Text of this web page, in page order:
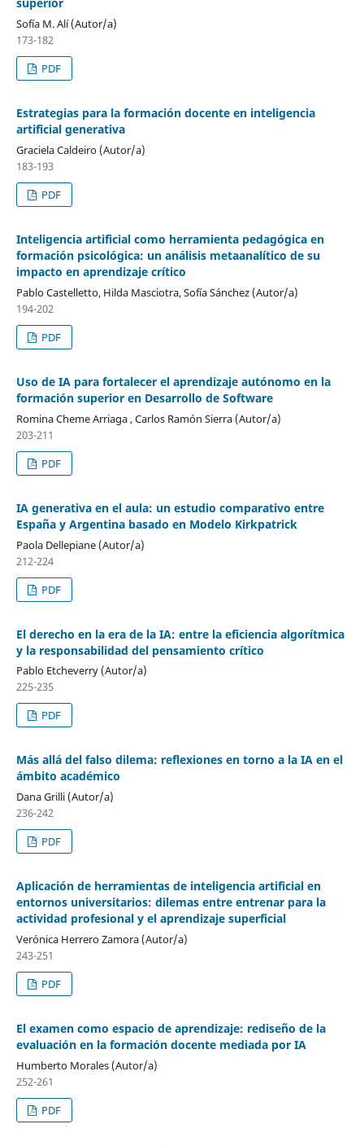
Sofía M. Alí (Autor/a)
173-182
PDF
Estrategias para la formación docente en inteligencia
artificial generativa
Graciela Caldeiro (Autor/a)
183-193
PDF
Inteligencia artificial como herramienta pedagógica en
formación psicológica: un análisis metaanalítico de su
impacto en aprendizaje crítico
Pablo Castelletto, Hilda Masciotra, Sofía Sánchez (Autor/a)
194-202
PDF
Uso de IA para fortalecer el aprendizaje autónomo en la
formación superior en Desarrollo de Software
Romina Cheme Arriaga , Carlos Ramón Sierra (Autor/a)
203-211
PDF
IA generativa en el aula: un estudio comparativo entre
España y Argentina basado en Modelo Kirkpatrick
Paola Dellepiane (Autor/a)
212-224
PDF
El derecho en la era de la IA: entre la eficiencia algorítmica
y la responsabilidad del pensamiento crítico
Pablo Etcheverry (Autor/a)
225-235
PDF
Más allá del falso dilema: reflexiones en torno a la IA en el
ámbito académico
Dana Grilli (Autor/a)
236-242
PDF
Aplicación de herramientas de inteligencia artificial en
entornos universitarios: dilemas entre entrenar para la
actividad profesional y el aprendizaje superficial
Verónica Herrero Zamora (Autor/a)
243-251
PDF
El examen como espacio de aprendizaje: rediseño de la
evaluación en la formación docente mediada por IA
Humberto Morales (Autor/a)
252-261
PDF